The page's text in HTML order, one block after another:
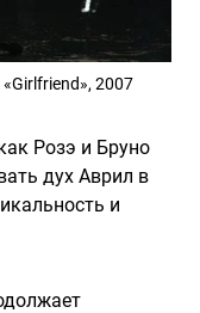
2007
Розэ и Бруно
дух Аврил в
и